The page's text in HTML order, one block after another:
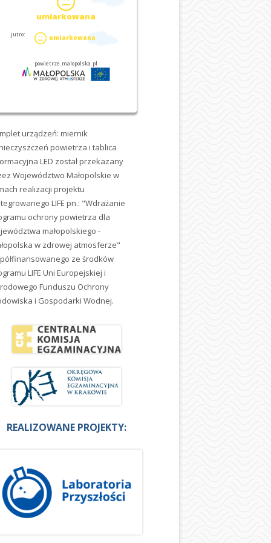
urządzeń: miernik
powietrza i tablica
LED został przekazany
Województwo Małopolskie w
realizacji projektu
LIFE pn.: "Wdrażanie
ochrony powietrza dla
małopolskiego -
w zdrowej atmosferze"
ze środków
LIFE Uni Europejskiej i
Funduszu Ochrony
i Gospodarki Wodnej.
REALIZOWANE PROJEKTY: